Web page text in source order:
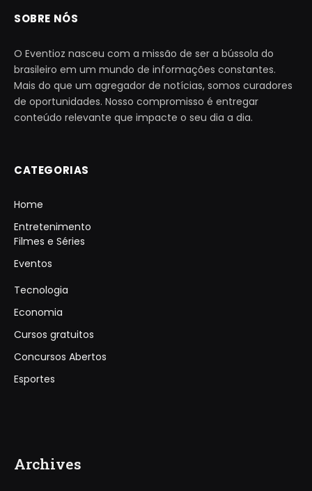
SOBRE NÓS
O Eventioz nasceu com a missão de ser a bússola do
brasileiro em um mundo de informações constantes.
Mais do que um agregador de notícias, somos curadores
de oportunidades. Nosso compromisso é entregar
conteúdo relevante que impacte o seu dia a dia.
CATEGORIAS
Home
Entretenimento
Filmes e Séries
Eventos
Tecnologia
Economia
Cursos gratuitos
Concursos Abertos
Esportes
Archives